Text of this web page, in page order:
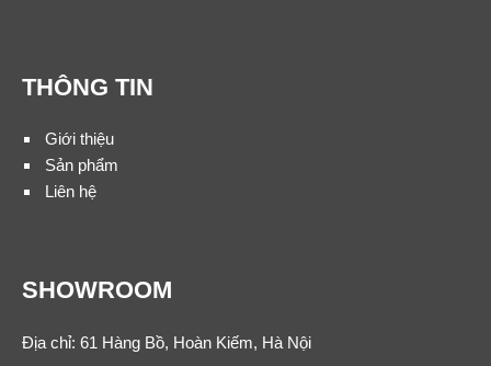
THÔNG TIN
Giới thiệu
Sản phẩm
Liên hệ
SHOWROOM
Địa chỉ: 61 Hàng Bồ, Hoàn Kiếm, Hà Nội